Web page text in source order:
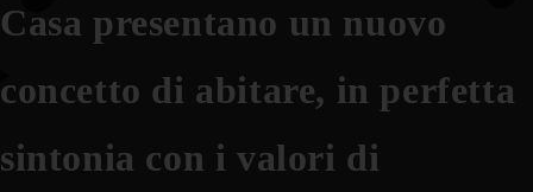
Casa presentano un nuovo
concetto di abitare, in perfetta
sintonia con i valori di